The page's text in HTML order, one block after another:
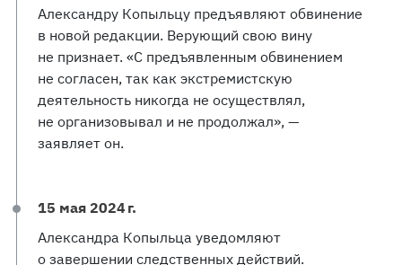
Александру Копыльцу предъявляют обвинение
в новой редакции. Верующий свою вину
не признает. «С предъявленным обвинением
не согласен, так как экстремистскую
деятельность никогда не осуществлял,
не организовывал и не продолжал», —
заявляет он.
15 мая 2024 г.
Александра Копыльца уведомляют
о завершении следственных действий.